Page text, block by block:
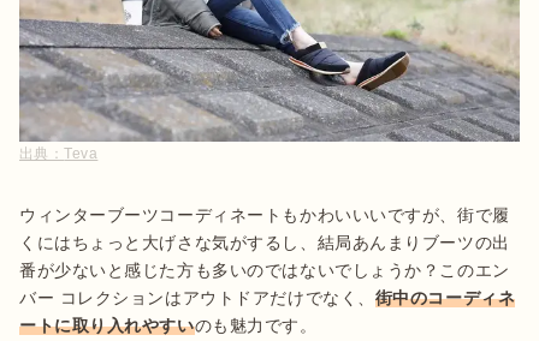
出典：Teva
ウィンターブーツコーディネートもかわいいいですが、街で履
くにはちょっと大げさな気がするし、結局あんまりブーツの出
番が少ないと感じた方も多いのではないでしょうか？このエン
バー コレクションはアウトドアだけでなく、 街中のコーディネ
ートに取り入れやすい